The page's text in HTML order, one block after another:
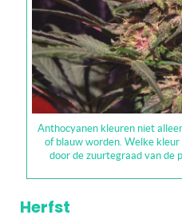
Anthocyanen kleuren niet
of blauw worden. Welke
door de zuurtegraad van de
Herfst